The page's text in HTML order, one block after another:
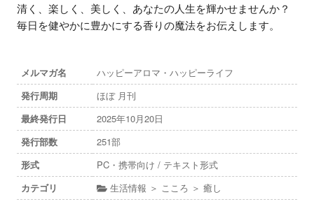
清く、楽しく、美しく、あなたの人生を輝かせませんか？
毎日を健やかに豊かにする香りの魔法をお伝えします。
メルマガ名
ハッピーアロマ・ハッピーライフ
発行周期
ほぼ 月刊
最終発行日
2025年10月20日
発行部数
251部
形式
PC・携帯向け / テキスト形式
カテゴリ
生活情報 ＞ こころ ＞ 癒し